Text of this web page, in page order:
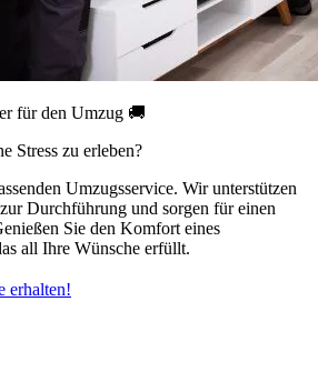
für den Umzug 🚚
Stress zu erleben?
Umzugsservice. Wir unterstützen
Durchführung und sorgen für einen
Sie den Komfort eines
all Ihre Wünsche erfüllt.
erhalten!